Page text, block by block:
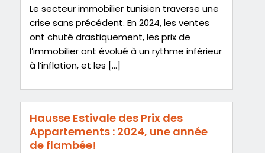
Le secteur immobilier tunisien traverse une
crise sans précédent. En 2024, les ventes
ont chuté drastiquement, les prix de
l’immobilier ont évolué à un rythme inférieur
à l’inflation, et les […]
Hausse Estivale des Prix des
Appartements : 2024, une année
de flambée!